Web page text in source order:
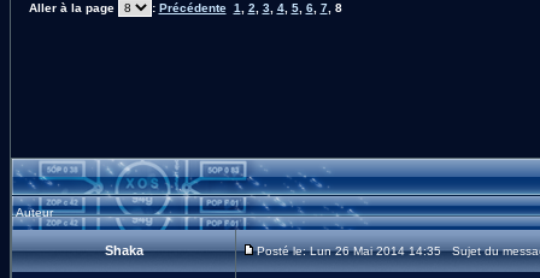
Aller à la page : Précédente 1 2 3, 4, 5, 6, 7, 8
Auteur
Shaka Posté le: Lun 26 Mai 2014 14:35 Sujet du